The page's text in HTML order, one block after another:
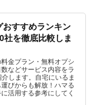
おすすめランキン
社を徹底比較しま
金プラン・無料オプシ
などサービス内容をラ
します。自宅にいるま
びからも解放！ハマる
活用する参考にしてく